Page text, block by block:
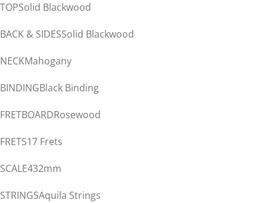
TOPSolid Blackwood
BACK & SIDESSolid Blackwood
NECKMahogany
BINDINGBlack Binding
FRETBOARDRosewood
FRETS17 Frets
SCALE432mm
STRINGSAquila Strings